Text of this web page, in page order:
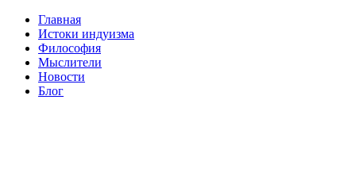
Главная
Истоки индуизма
Философия
Мыслители
Новости
Блог